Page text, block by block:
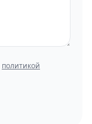
политикой